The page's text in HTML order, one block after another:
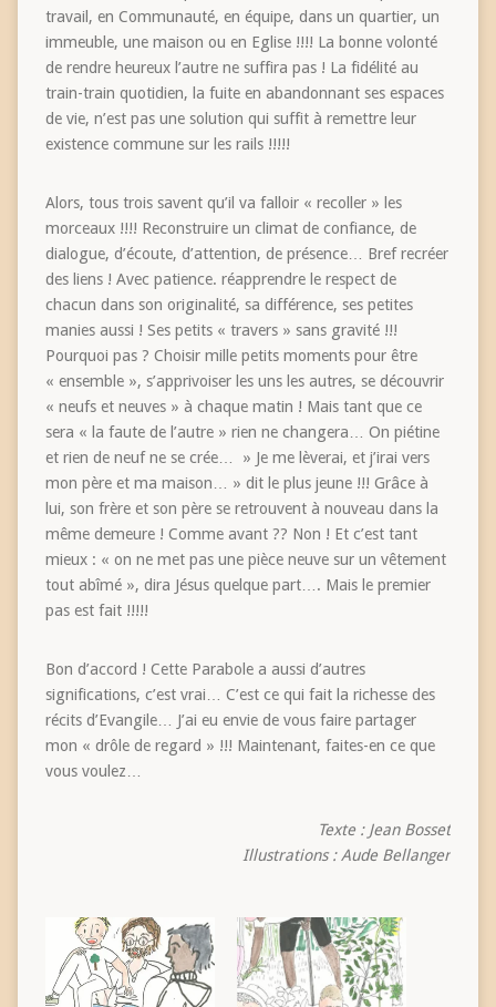
travail, en Communauté, en équipe, dans un quartier, un
immeuble, une maison ou en Eglise !!!! La bonne volonté
de rendre heureux l’autre ne suffira pas ! La fidélité au
train-train quotidien, la fuite en abandonnant ses espaces
de vie, n’est pas une solution qui suffit à remettre leur
existence commune sur les rails !!!!!
Alors, tous trois savent qu’il va falloir « recoller » les
morceaux !!!! Reconstruire un climat de confiance, de
dialogue, d’écoute, d’attention, de présence… Bref recréer
des liens ! Avec patience. réapprendre le respect de
chacun dans son originalité, sa différence, ses petites
manies aussi ! Ses petits « travers » sans gravité !!!
Pourquoi pas ? Choisir mille petits moments pour être
« ensemble », s’apprivoiser les uns les autres, se découvrir
« neufs et neuves » à chaque matin ! Mais tant que ce
sera « la faute de l’autre » rien ne changera… On piétine
et rien de neuf ne se crée… » Je me lèverai, et j’irai vers
mon père et ma maison… » dit le plus jeune !!! Grâce à
lui, son frère et son père se retrouvent à nouveau dans la
même demeure ! Comme avant ?? Non ! Et c’est tant
mieux : « on ne met pas une pièce neuve sur un vêtement
tout abîmé », dira Jésus quelque part…. Mais le premier
pas est fait !!!!!
Bon d’accord ! Cette Parabole a aussi d’autres
significations, c’est vrai… C’est ce qui fait la richesse des
récits d’Evangile… J’ai eu envie de vous faire partager
mon « drôle de regard » !!! Maintenant, faites-en ce que
vous voulez…
Texte : Jean Bosset
Illustrations : Aude Bellanger